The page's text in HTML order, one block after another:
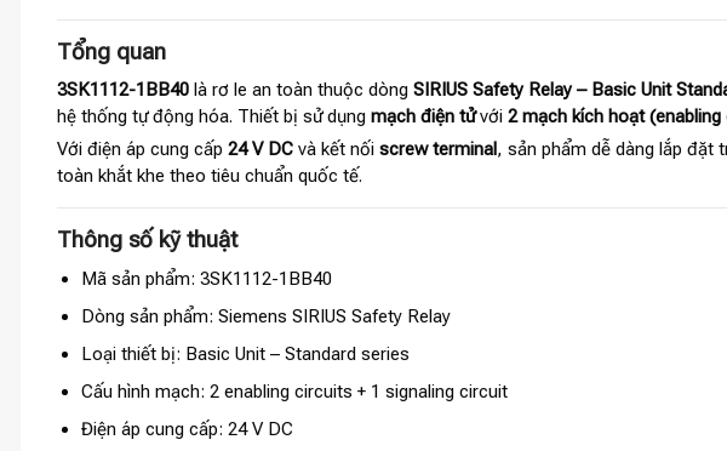
Tổng quan
3SK1112-1BB40 là rơ le an toàn thuộc dòng SIRIUS Safety Relay – Basic Unit
hệ thống tự động hóa. Thiết bị sử dụng mạch điện tửvới 2 mạch kích hoạt
Với điện áp cung cấp 24 V DC và kết nối screw terminal, sản phẩm dễ dàng lắp đặt
toàn khắt khe theo tiêu chuẩn quốc tế.
Thông số kỹ thuật
Mã sản phẩm: 3SK1112-1BB40
Dòng sản phẩm: Siemens SIRIUS Safety Relay
Loại thiết bị: Basic Unit – Standard series
Cấu hình mạch: 2 enabling circuits + 1 signaling circuit
Điện áp cung cấp: 24 V DC